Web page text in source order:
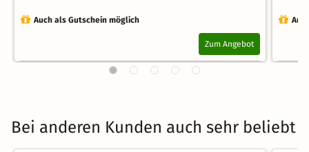
Auch als Gutschein möglich
Zum Angebot
Bei anderen Kunden auch sehr beliebt